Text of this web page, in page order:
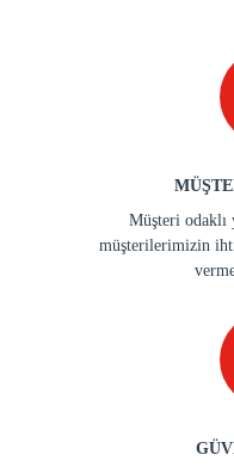
Müşteri odaklı
müşterilerimizin